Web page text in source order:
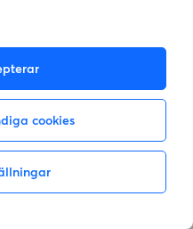
cookies